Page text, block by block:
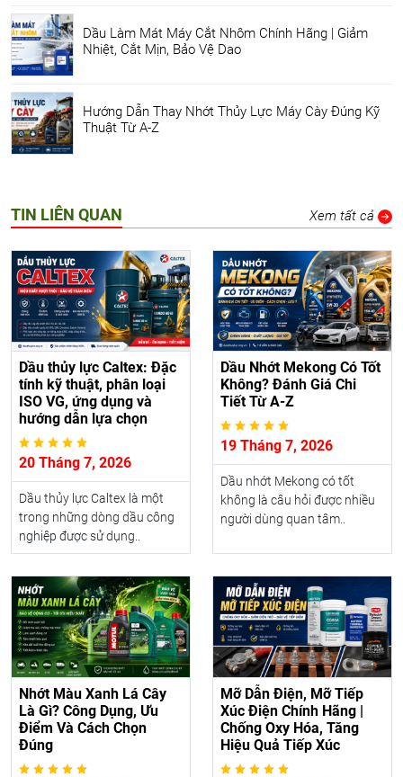
Dầu Làm Mát Máy Cắt Nhôm Chính Hãng | Giảm
Nhiệt, Cắt Mịn, Bảo Vệ Dao
Hướng Dẫn Thay Nhớt Thủy Lực Máy Cày Đúng Kỹ
Thuật Từ A-Z
TIN LIÊN QUAN Xem tất cả
Dầu thủy lực Caltex: Đặc
tính kỹ thuật, phân loại
ISO VG, ứng dụng và
hướng dẫn lựa chọn
20 Tháng 7, 2026
Dầu thủy lực Caltex là một
trong những dòng dầu công
nghiệp được sử dụng..
Dầu Nhớt Mekong Có Tốt
Không? Đánh Giá Chi
Tiết Từ A-Z
19 Tháng 7, 2026
Dầu nhớt Mekong có tốt
không là câu hỏi được nhiều
người dùng quan tâm..
Nhớt Màu Xanh Lá Cây
Là Gì? Công Dụng, Ưu
Điểm Và Cách Chọn
Đúng
Mỡ Dẫn Điện, Mỡ Tiếp
Xúc Điện Chính Hãng |
Chống Oxy Hóa, Tăng
Hiệu Quả Tiếp Xúc